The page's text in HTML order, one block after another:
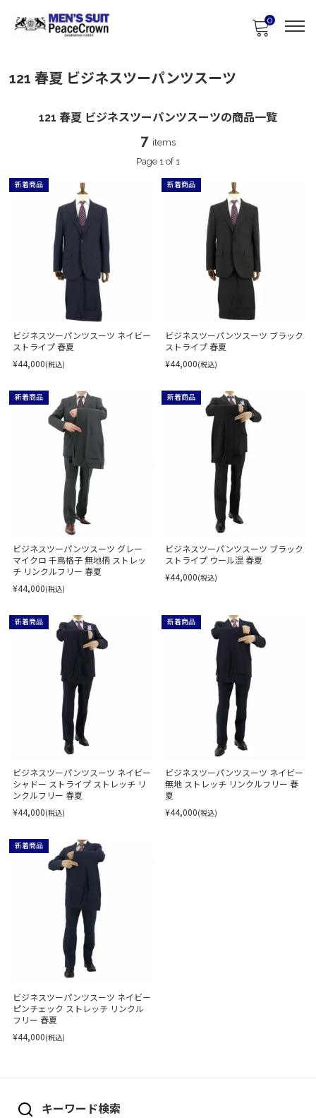
0
121 春夏 ビジネスツーパンツスーツ
121 春夏 ビジネスツーパンツスーツの商品一覧
7 items
Page 1 of 1
新着商品
ビジネスツーパンツスーツ ネイビー
ストライプ 春夏
¥44,000(税込)
新着商品
ビジネスツーパンツスーツ ブラック
ストライプ 春夏
¥44,000(税込)
新着商品
ビジネスツーパンツスーツ グレー
マイクロ 千鳥格子 無地柄 ストレッ
チ リンクルフリー 春夏
¥44,000(税込)
新着商品
ビジネスツーパンツスーツ ブラック
ストライプ ウール混 春夏
¥44,000(税込)
新着商品
ビジネスツーパンツスーツ ネイビー
シャドー ストライプ ストレッチ リ
ンクルフリー 春夏
¥44,000(税込)
新着商品
ビジネスツーパンツスーツ ネイビー
無地 ストレッチ リンクルフリー 春
夏
¥44,000(税込)
新着商品
ビジネスツーパンツスーツ ネイビー
ピンチェック ストレッチ リンクル
フリー 春夏
¥44,000(税込)
キーワード検索